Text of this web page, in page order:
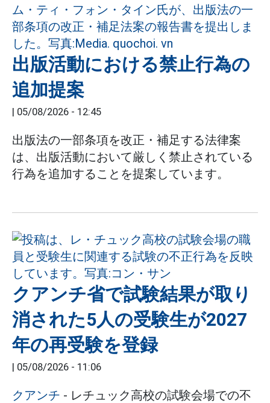
出版活動における禁止行為の
追加提案
| 05/08/2026 - 12:45
出版法の一部条項を改正・補足する法律案
は、出版活動において厳しく禁止されている
行為を追加することを提案しています。
クアンチ省で試験結果が取り
消された5人の受験生が2027
年の再受験を登録
| 05/08/2026 - 11:06
クアンチ - レチュック高校の試験会場での不